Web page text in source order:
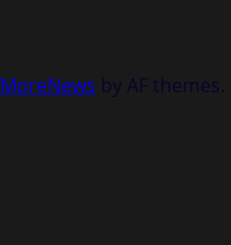
MoreNews by AF themes.